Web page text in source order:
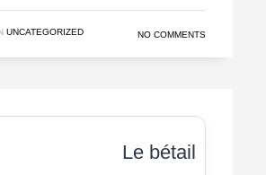
UNCATEGORIZED NO COMMENTS
Le bétail